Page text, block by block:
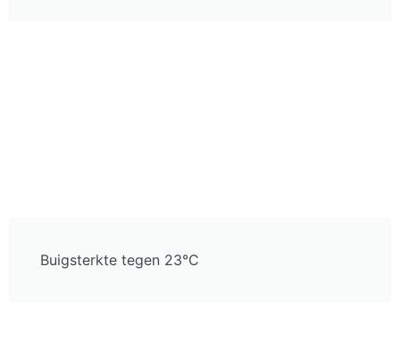
Buigsterkte tegen 23°C